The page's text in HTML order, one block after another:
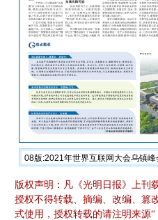
08版:2021年世界互联网大会乌镇
版权声明：凡《光明日报》上刊
授权不得转载、摘编、改编、篡
式使用，授权转载的请注明来源“